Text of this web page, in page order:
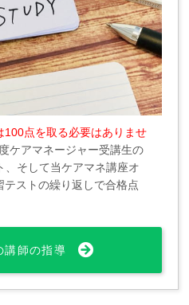
100点を取る必要はありませ
ケアマネージャー受講生の
、そして当ケアマネ講座オ
テストの繰り返しで合格点
講師の指導